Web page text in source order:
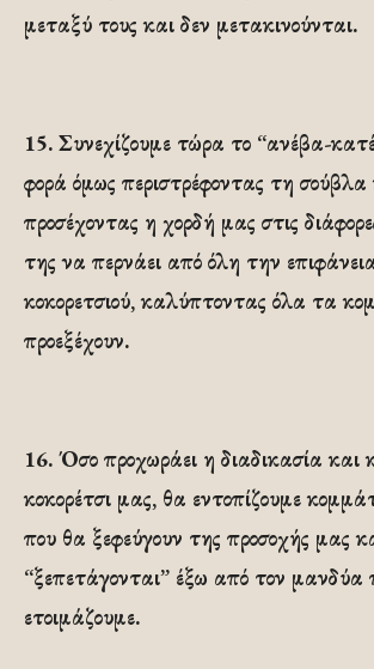
μεταξύ τους και δεν μετακινούνται.
15. Συνεχίζουμε τώρα το “ανέβα-
φορά όμως περιστρέφοντας τη σούβλα
προσέχοντας η χορδή μας στις
της να περνάει από όλη την
κοκορετσιού, καλύπτοντας όλα τα
προεξέχουν.
16. Όσο προχωράει η διαδικασία και
κοκορέτσι μας, θα εντοπίζουμε
που θα ξεφεύγουν της προσοχής μας
“ξεπετάγονται” έξω από τον μανδύα
ετοιμάζουμε.